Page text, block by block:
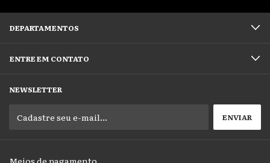
DEPARTAMENTOS
ENTRE EM CONTATO
NEWSLETTER
Meios de pagamento